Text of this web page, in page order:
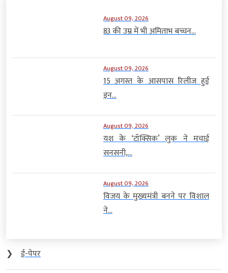
August 09, 2026
83 की उम्र में भी अमिताभ बच्चन...
August 09, 2026
15 अगस्त के आसपास रिलीज हुई
इन...
August 09, 2026
यश के ‘टॉक्सिक’ लुक ने मचाई
सनसनी,...
August 09, 2026
विजय के मुख्यमंत्री बनने पर विशाल
ने...
❯
ई-पेपर